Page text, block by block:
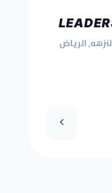
الرياض